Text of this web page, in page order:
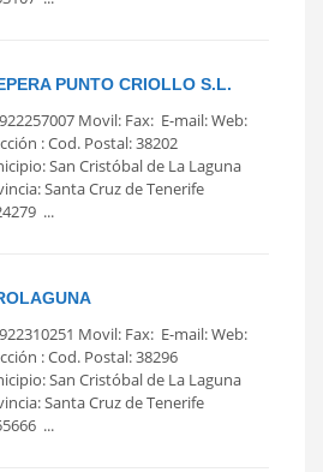
PUNTO CRIOLLO S.L.
Movil: Fax: E-mail: Web:
: Cod. Postal: 38202
San Cristóbal de La Laguna
Santa Cruz de Tenerife
...
Movil: Fax: E-mail: Web:
: Cod. Postal: 38296
San Cristóbal de La Laguna
Santa Cruz de Tenerife
...